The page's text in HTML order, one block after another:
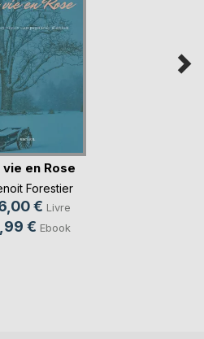
vie en Rose
Forestier
€ Livre
€ Ebook